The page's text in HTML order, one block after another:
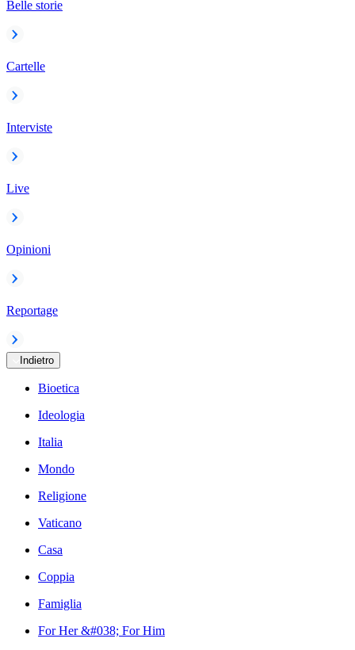
Belle storie
Cartelle
Interviste
Live
Opinioni
Reportage
Indietro
Bioetica
Ideologia
Italia
Mondo
Religione
Vaticano
Casa
Coppia
Famiglia
For Her &#038; For Him